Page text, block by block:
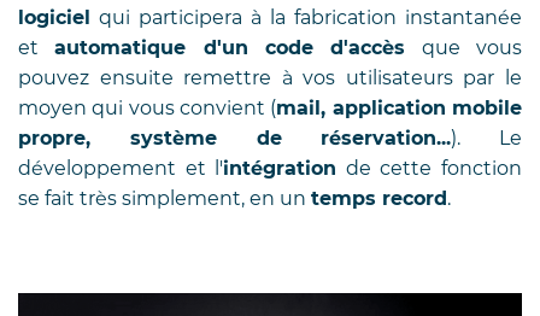
logiciel qui participera à la fabrication instantanée
etautomatique d'un code d'accès que vous
pouvez ensuite remettre à vos utilisateurs par le
moyen qui vous convient (mail, application mobile
propre, système de réservation...). Le
développement et l'intégration de cette fonction
se fait très simplement, en un temps record.